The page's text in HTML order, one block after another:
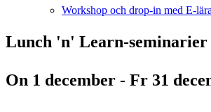
Workshop och drop-in med E-
Lunch 'n' Learn-seminarier
On 1 december - Fr 31